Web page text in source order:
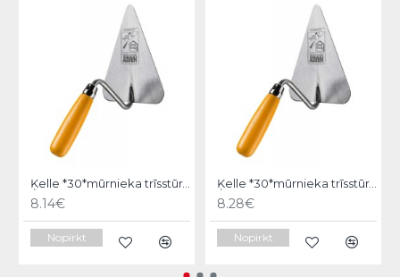
Ķelle *30*mūrnieka trīsstūra 18cm, Hardy
8.14€
Nopirkt
Ķelle *30*mūrnieka trīsstūra 20cm, Hardy
8.28€
Nopirkt